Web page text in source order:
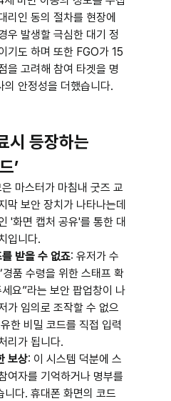
리인 동의 절차를 현장에
우 발생할 극심한 대기 정
기도 하며 또한 FGO가 15
을 고려해 참여 타겟을 명
의 안정성을 더했습니다.
시 등장하는
’
마스터가 마침내 굿즈 교
막 보안 장치가 나타나는데
'화면 캡처 공유'를 통한 대
입니다.
받을 수 없죠: 유저가 수
품 수령을 위한 스태프 확
요”라는 보안 팝업창이 나
가 임의로 조작할 수 없으
한 비밀 코드를 직접 입력
리가 됩니다.
보상: 이 시스템 덕분에 스
여자를 기억하거나 명부를
니다. 휴대폰 화면의 코드